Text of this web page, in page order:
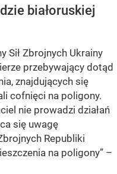
białoruskiej
Sił Zbrojnych Ukrainy
przebywający dotąd
znajdujących się
cofnięci na poligony.
nie prowadzi działań
się uwagę
Republiki
na poligony” –